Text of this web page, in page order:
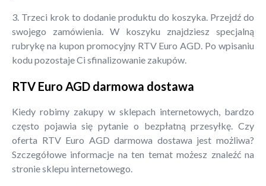
3. Trzeci krok to dodanie produktu do koszyka. Przejdź do
swojego zamówienia. W koszyku znajdziesz specjalną
rubrykę na kupon promocyjny RTV Euro AGD. Po wpisaniu
kodu pozostaje Ci sfinalizowanie zakupów.
RTV Euro AGD darmowa dostawa
Kiedy robimy zakupy w sklepach internetowych, bardzo
często pojawia się pytanie o bezpłatną przesyłkę. Czy
oferta RTV Euro AGD darmowa dostawa jest możliwa?
Szczegółowe informacje na ten temat możesz znaleźć na
stronie sklepu internetowego.